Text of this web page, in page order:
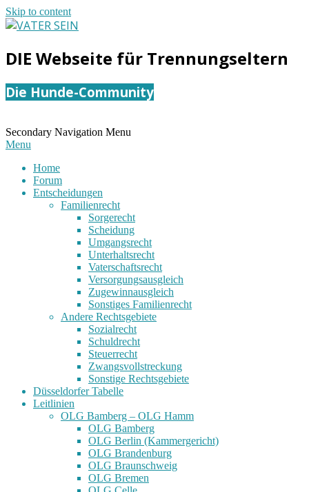
Skip to content
SEIN
DIE Webseite für Trennungseltern
Die Hunde-Community
Secondary Navigation Menu
Menu
Home
Forum
Entscheidungen
Familienrecht
Sorgerecht
Scheidung
Umgangsrecht
Unterhaltsrecht
Vaterschaftsrecht
Versorgungsausgleich
Zugewinnausgleich
Sonstiges Familienrecht
Andere Rechtsgebiete
Sozialrecht
Schuldrecht
Steuerrecht
Zwangsvollstreckung
Sonstige Rechtsgebiete
Düsseldorfer Tabelle
Leitlinien
OLG Bamberg – OLG Hamm
OLG Bamberg
OLG Berlin (Kammergericht)
OLG Brandenburg
OLG Braunschweig
OLG Bremen